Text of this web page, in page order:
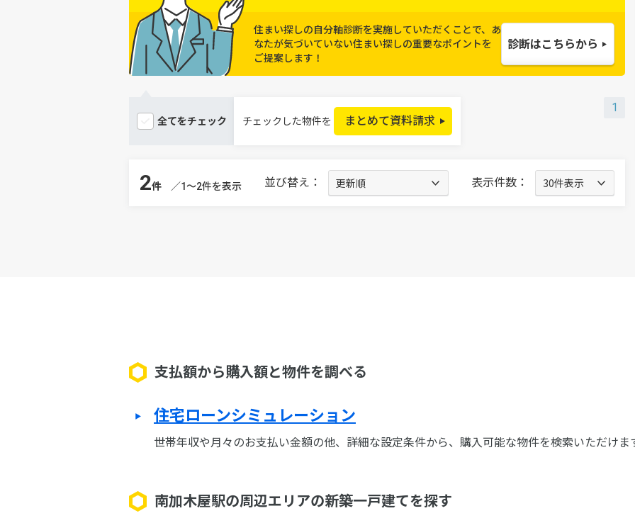
住まい探しの自分軸診断を実施していただくことで、
あ
なたが気づいていない住まい探しの重要なポイントを
ご提案します！
診断はこちらから
全てをチェック チェックした物件を まとめて資料請求
1
2件 ／1～2件を表示 並び替え： 表示件数：
支払額から購入額と物件を調べる
住宅ローンシミュレーション
世帯年収や月々のお支払い金額の他、詳細な設定条件から、購入可能な物件を検索いただけま
南加木屋駅の周辺エリアの新築一戸建てを探す